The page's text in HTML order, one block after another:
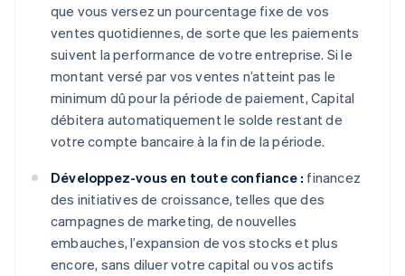
que vous versez un pourcentage fixe de vos
ventes quotidiennes, de sorte que les paiements
suivent la performance de votre entreprise. Si le
montant versé par vos ventes n’atteint pas le
minimum dû pour la période de paiement, Capital
débitera automatiquement le solde restant de
votre compte bancaire à la fin de la période.
Développez-vous en toute confiance : financez
des initiatives de croissance, telles que des
campagnes de marketing, de nouvelles
embauches, l’expansion de vos stocks et plus
encore, sans diluer votre capital ou vos actifs